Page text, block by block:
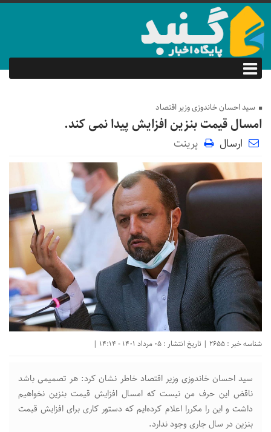
سید احسان خاندوزی وزیر اقتصاد
امسال قیمت بنزین افزایش پیدا نمی کند.
ارسال پرینت
شناسه خبر : 2655 | تاریخ انتشار : 05 مرداد 1401 - 14:14 |
سید احسان خاندوزی وزیر اقتصاد خاطر نشان کرد: هر تصمیمی باشد
ناقض این حرف من نیست که امسال افزایش قیمت بنزین نخواهیم
داشت و این را مکررا اعلام کرده‌ایم که دستور کاری برای افزایش قیمت
بنزین در سال جاری وجود ندارد.